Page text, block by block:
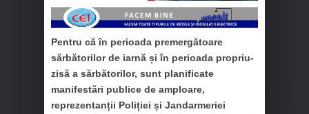
Pentru că în perioada premergătoare
sărbătorilor de iarnă și în perioada propriu-
zisă a sărbătorilor, sunt planificate
manifestări publice de amploare,
reprezentanții Poliției și Jandarmeriei